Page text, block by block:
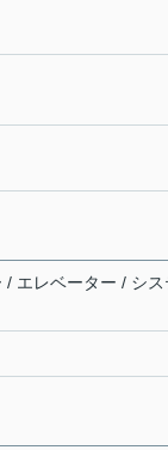
/ エレベーター / シス